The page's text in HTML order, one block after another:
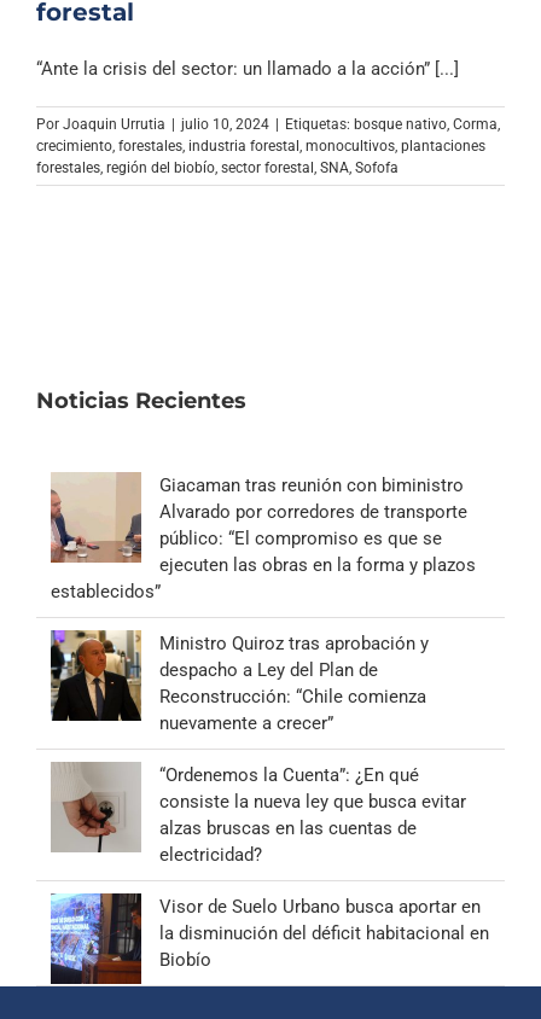
forestal
“Ante la crisis del sector: un llamado a la acción” [...]
Por Joaquin Urrutia | julio 10, 2024 | Etiquetas: bosque nativo, Corma,
crecimiento, forestales, industria forestal, monocultivos, plantaciones
forestales, región del biobío, sector forestal, SNA, Sofofa
Noticias Recientes
Giacaman tras reunión con biministro
Alvarado por corredores de transporte
público: “El compromiso es que se
ejecuten las obras en la forma y plazos
establecidos”
Ministro Quiroz tras aprobación y
despacho a Ley del Plan de
Reconstrucción: “Chile comienza
nuevamente a crecer”
“Ordenemos la Cuenta”: ¿En qué
consiste la nueva ley que busca evitar
alzas bruscas en las cuentas de
electricidad?
Visor de Suelo Urbano busca aportar en
la disminución del déficit habitacional en
Biobío